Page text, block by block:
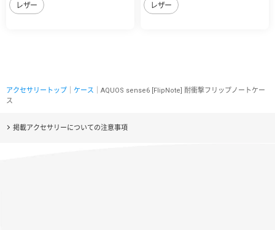
レザー レザー
アクセサリートップ ケース ｜AQUOS sense6 [FlipNote] 耐衝撃フリップノートケー
ス
掲載アクセサリーについての注意事項